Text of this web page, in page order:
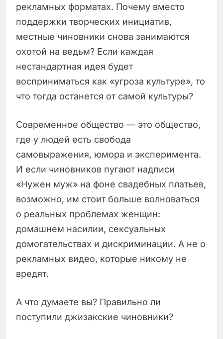
рекламных форматах. Почему вместо
поддержки творческих инициатив,
местные чиновники снова занимаются
охотой на ведьм? Если каждая
нестандартная идея будет
восприниматься как «угроза культуре», то
что тогда останется от самой культуры?
Современное общество — это общество,
где у людей есть свобода
самовыражения, юмора и эксперимента.
И если чиновников пугают надписи
«Нужен муж» на фоне свадебных платьев,
возможно, им стоит больше волноваться
о реальных проблемах женщин:
домашнем насилии, сексуальных
домогательствах и дискриминации. А не о
рекламных видео, которые никому не
вредят.
А что думаете вы? Правильно ли
поступили джизакские чиновники?